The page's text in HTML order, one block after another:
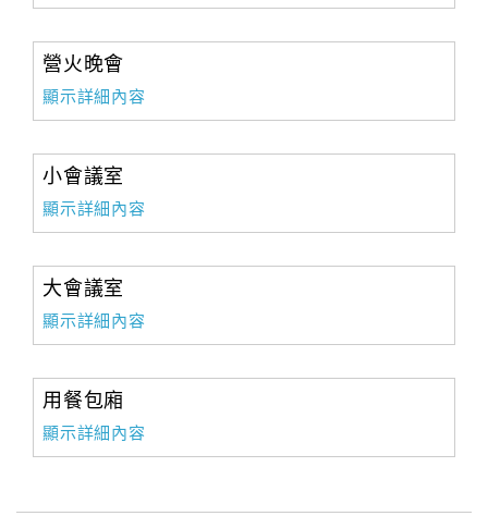
營火晚會
顯示詳細內容
小會議室
顯示詳細內容
大會議室
顯示詳細內容
用餐包廂
顯示詳細內容